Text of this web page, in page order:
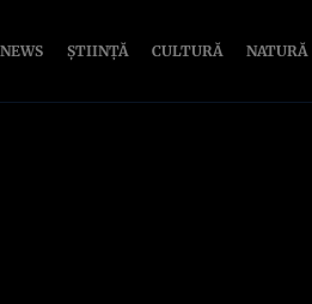
ȘTIINȚĂ CULTURĂ NATURĂ